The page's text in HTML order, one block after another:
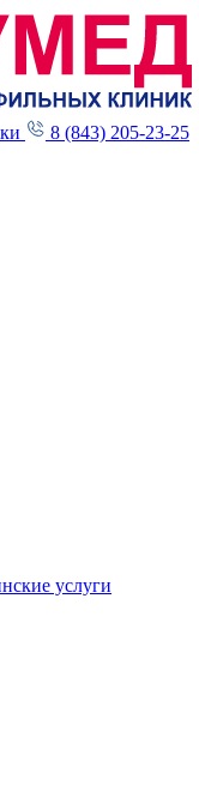
8 (843) 205-23-25
услуги